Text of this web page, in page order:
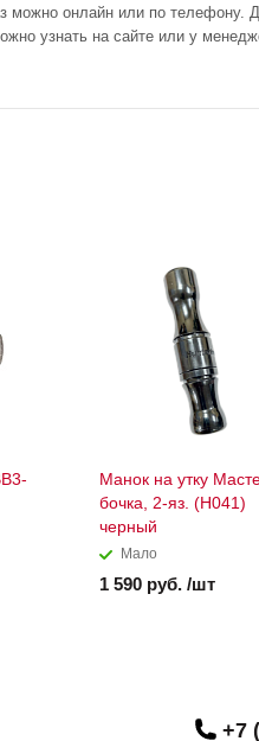
онлайн или по телефону.
узнать на сайте или у
Манок на утку
бочка, 2-яз. (H041)
черный
Мало
1 590 руб. /шт
+7